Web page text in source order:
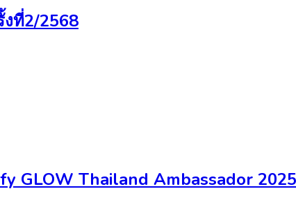
งที่2/2568
GLOW Thailand Ambassador